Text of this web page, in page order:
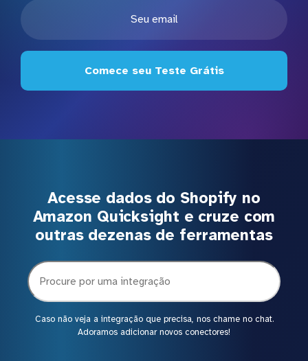
Comece seu Teste Grátis
Acesse dados do Shopify no
Amazon Quicksight e cruze com
outras dezenas de ferramentas
Caso não veja a integração que precisa, nos chame no chat.
Adoramos adicionar novos conectores!